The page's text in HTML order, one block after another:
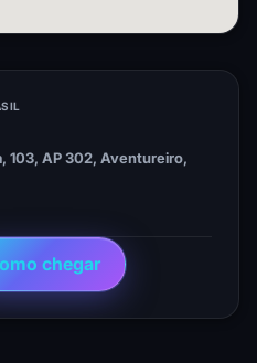
103, AP 302, Aventureiro,
chegar